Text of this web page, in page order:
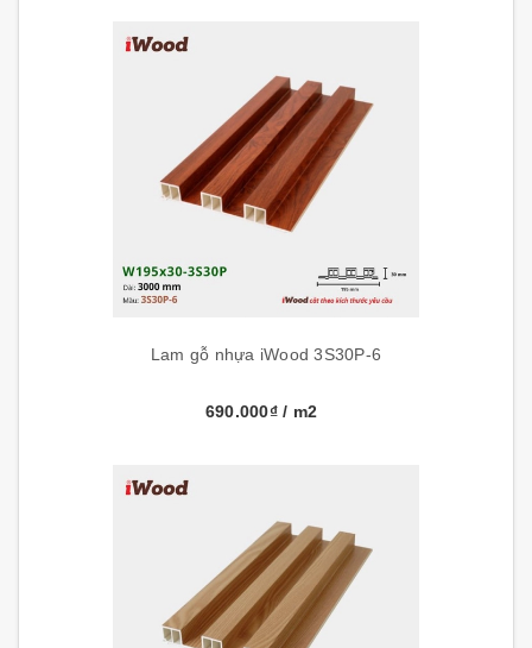
Lam gỗ nhựa iWood 3S30P-6
690.000₫/ m2